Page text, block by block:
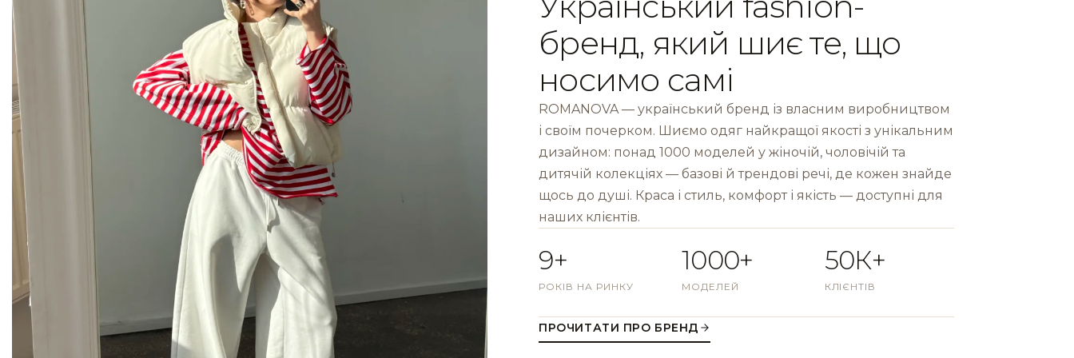
бренд, який шиє те, що
носимо самі
ROMANOVA — український бренд із власним виробництвом
і своїм почерком. Шиємо одяг найкращої якості з унікальним
дизайном: понад 1000 моделей у жіночій, чоловічій та
дитячій колекціях — базові й трендові речі, де кожен знайде
щось до душі. Краса і стиль, комфорт і якість — доступні для
наших клієнтів.
9+
РОКІВ НА РИНКУ
1000+
МОДЕЛЕЙ
50К+
КЛІЄНТІВ
ПРОЧИТАТИ ПРО БРЕНД